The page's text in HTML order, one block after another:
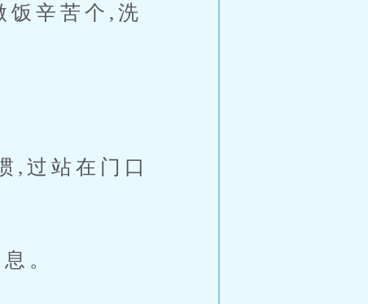
辛苦个,洗
过站在门口
。